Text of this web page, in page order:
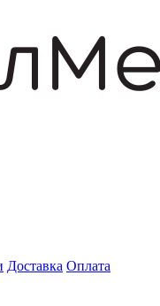
Доставка Оплата